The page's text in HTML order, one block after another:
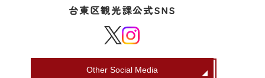
台東区観光課公式SNS
Other Social Media